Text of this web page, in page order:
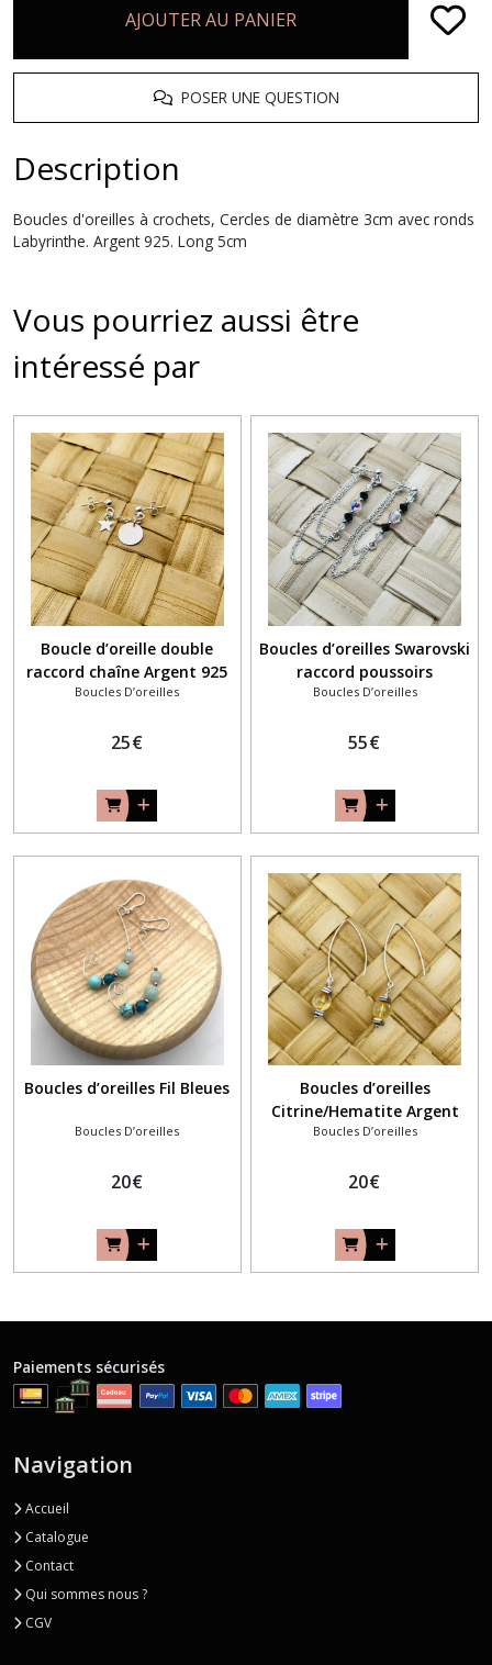
AJOUTER AU PANIER
POSER UNE QUESTION
Description
Boucles d'oreilles à crochets, Cercles de diamètre 3cm avec ronds
Labyrinthe. Argent 925. Long 5cm
Vous pourriez aussi être
intéressé par
Boucle d’oreille double
raccord chaîne Argent 925
Boucles D’oreilles
25€
Boucles d’oreilles Swarovski
raccord poussoirs
Boucles D’oreilles
55€
Boucles d’oreilles Fil Bleues
Boucles D’oreilles
20€
Boucles d’oreilles
Citrine/Hematite Argent
925
Boucles D’oreilles
20€
Paiements sécurisés
Navigation
Accueil
Catalogue
Contact
Qui sommes nous ?
CGV